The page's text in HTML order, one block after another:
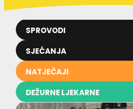
SPROVODI
SJEĆANJA
NATJEČAJI
DEŽURNE LJEKARNE